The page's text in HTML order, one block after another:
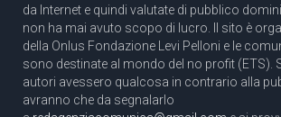
da Internet e quindi valutate di pubblico
non ha mai avuto scopo di lucro. Il sito è
della Onlus Fondazione Levi Pelloni e le
sono destinate al mondo del no profit (ETS).
autori avessero qualcosa in contrario alla
avranno che da segnalarlo